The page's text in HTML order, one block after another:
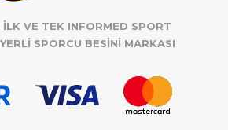
İLK VE TEK INFORMED SPORT
SPORCU BESİNİ MARKASI